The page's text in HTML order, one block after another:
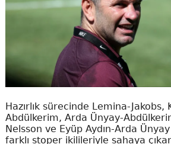
Hazırlık sürecinde Lemina-Jakobs,
Abdülkerim, Arda Ünyay-
Nelsson ve Eyüp Aydın-Arda
farklı stoper ikilileriyle sahaya